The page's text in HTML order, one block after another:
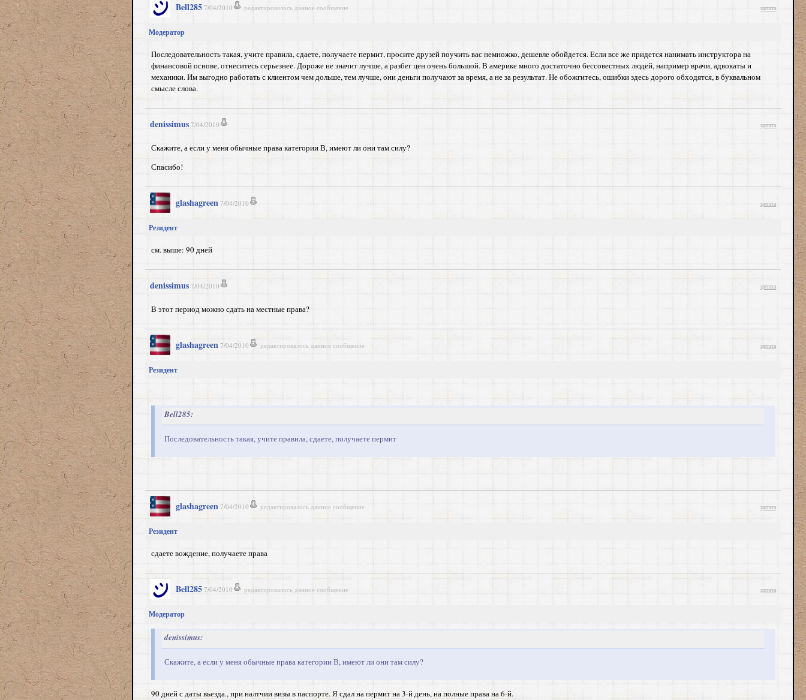
Bell285 7/04/2010 редактировалось данное сообщение цитата
Модератор
Последовательность такая, учите правила, сдаете, получаете пермит, просите друзей поучить вас немножко, дешевле обойдется. Если все же придется нанимать инструктора на
финансовой основе, отнеситесь серьезнее. Дороже не значит лучше, а разбег цен очень большой. В америке много достаточно бессовестных людей, например врачи, адвокаты и
механики. Им выгодно работать с клиентом чем дольше, тем лучше, они деньги получают за время, а не за результат. Не обожгитесь, ошибки здесь дорого обходятся, в буквальном
смысле слова.
denissimus 7/04/2010 цитата
Скажите, а если у меня обычные права категории В, имеют ли они там силу?
Спасибо!
glashagreen 7/04/2010 цитата
Резидент
см. выше: 90 дней
denissimus 7/04/2010 цитата
В этот период можно сдать на местные права?
glashagreen 7/04/2010 редактировалось данное сообщение цитата
Резидент
Bell285:
Последовательность такая, учите правила, сдаете, получаете пермит
glashagreen 7/04/2010 редактировалось данное сообщение цитата
Резидент
сдаете вождение, получаете права
Bell285 7/04/2010 редактировалось данное сообщение цитата
Модератор
denissimus:
Скажите, а если у меня обычные права категории В, имеют ли они там силу?
90 дней с даты вьезда., при налтчии визы в паспорте. Я сдал на пермит на 3-й день, на полные права на 6-й.